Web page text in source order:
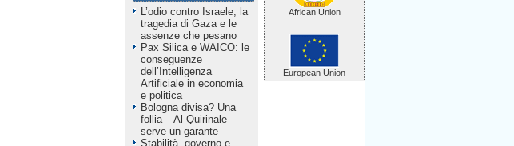
L’odio contro Israele, la
tragedia di Gaza e le
assenze che pesano
Pax Silica e WAICO: le
conseguenze
dell’Intelligenza
Artificiale in economia
e politica
Bologna divisa? Una
follia – Al Quirinale
serve un garante
Stabilità, governo e
African Union
European Union